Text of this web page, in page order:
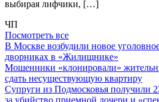
выбирая лифчики, […]
ЧП
Посмотреть все
В Москве возбудили новое
дворниках в «Жилищнике»
Мошенники «клонировали»
сдать несуществующую квартиру
Супруги из Подмосковья получили
за убийство приемной дочери и